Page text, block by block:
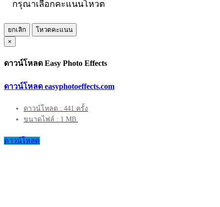
กรุณาเลือกคะแนนโหวต
ยกเลิก
โหวตคะแนน
×
ดาวน์โหลด Easy Photo Effects
ดาวน์โหลด easyphotoeffects.com
ดาวน์โหลด : 441 ครั้ง
ขนาดไฟล์ : 1 MB.
ดาวน์โหลด